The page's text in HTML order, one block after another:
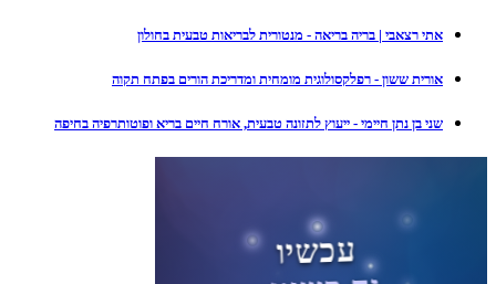
אתי רצאבי | בריה בריאה - מנטורית לבריאות טבעית בחולון
אורית ששון - רפלקסולוגית מומחית ומדריכת הורים בפתח תקוה
שני בן נתן חיימי - ייעוץ לתזונה טבעית, אורח חיים בריא ופוטותרפיה בחיפה